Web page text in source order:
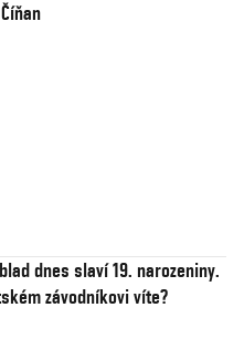
dnes slaví 19. narozeniny.
závodníkovi víte?